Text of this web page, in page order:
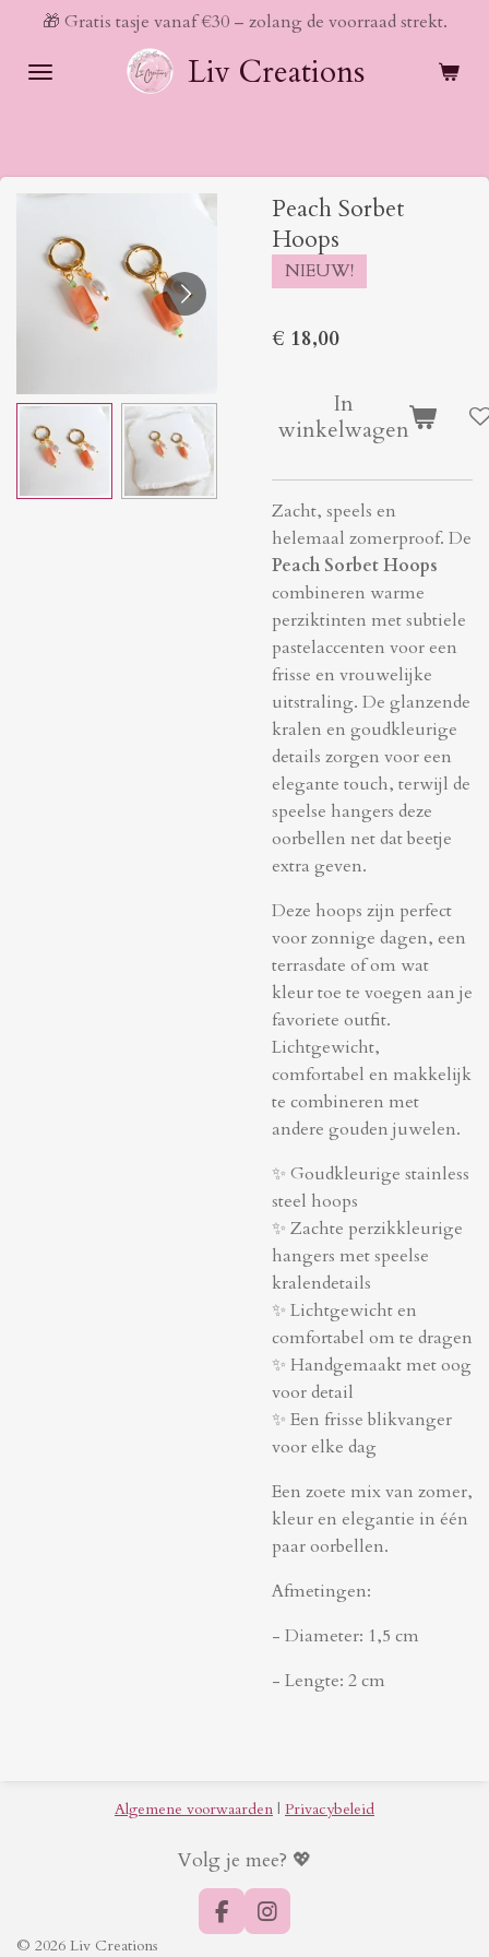
naar
Liv Creations
🎁 Gratis tasje vanaf €30 – zolang de voorraad strekt.
Peach Sorbet
Hoops
NIEUW!
€ 18,00
In
winkelwagen
Zacht, speels en
helemaal zomerproof. De
Peach Sorbet Hoops
combineren warme
perziktinten met subtiele
pastelaccenten voor een
frisse en vrouwelijke
uitstraling. De glanzende
kralen en goudkleurige
details zorgen voor een
elegante touch, terwijl de
speelse hangers deze
oorbellen net dat beetje
extra geven.
Deze hoops zijn perfect
voor zonnige dagen, een
terrasdate of om wat
kleur toe te voegen aan je
favoriete outfit.
Lichtgewicht,
comfortabel en makkelijk
te combineren met
andere gouden juwelen.
✨ Goudkleurige stainless
steel hoops
✨ Zachte perzikkleurige
hangers met speelse
kralendetails
✨ Lichtgewicht en
comfortabel om te dragen
✨ Handgemaakt met oog
voor detail
✨ Een frisse blikvanger
voor elke dag
Een zoete mix van zomer,
kleur en elegantie in één
paar oorbellen.
Afmetingen:
- Diameter: 1,5 cm
- Lengte: 2 cm
Algemene voorwaarden | Privacybeleid
Volg je mee? 💖
F
a
I
n
© 2026 Liv Creations